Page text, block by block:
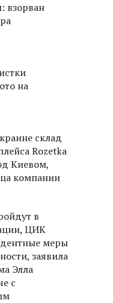
взорван
на
склад
Rozetka
Киевом,
компании
в
ЦИК
меры
заявила
Элла
с